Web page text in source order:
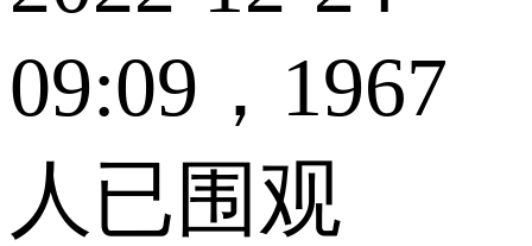
09:09，1967
人已围观